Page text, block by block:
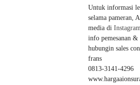
Untuk informasi
selama pameran,
media di
info pemesanan
hubungin sales
frans
0813-3141-4296